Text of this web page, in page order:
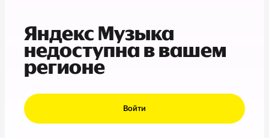
Яндекс Музыка
недоступна в вашем
регионе
Войти